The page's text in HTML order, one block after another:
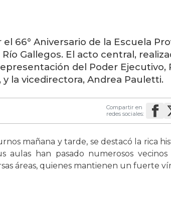
el 66° Aniversario de la Escuela
Gallegos. El acto central,
del Poder Ejecutivo,
, y la vicedirectora, Andrea Pauletti.
Compartir en
redes sociales:
mañana y tarde, se destacó la rica
aulas han pasado numerosos
áreas, quienes mantienen un fuerte